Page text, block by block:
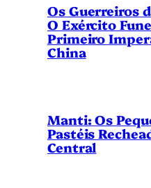
Os Guerreiros
O Exército
Primeiro
China
Manti: Os
Pastéis
Central